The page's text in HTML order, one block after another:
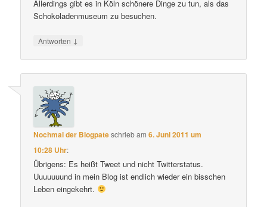
Allerdings gibt es in Köln schönere Dinge zu tun, als das
Schokoladenmuseum zu besuchen.
Antworten ↓
Nochmal der Blogpateschriebam6. Juni 2011 um
10:28 Uhr:
Übrigens: Es heißt Tweet und nicht Twitterstatus.
Uuuuuuund in mein Blog ist endlich wieder ein bisschen
Leben eingekehrt.